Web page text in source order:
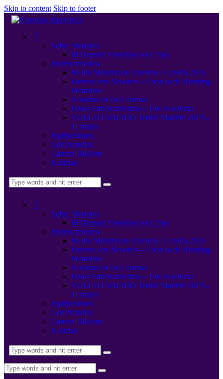
Skip to content Skip to footer
Sobre Nosotras
El Deporte Femenino en Cifras
Entrenamientos
Medio Maratón de Valencia / Gandía 2026
Entrena con Nosotras – Escuela de Running
Femenino
Nosotras en las Carreras
Datos Entrenamientos – 15K Nocturna
VOLUNTARIADO Triatló Maritim 2019 –
11 mayo
Equipaciones
Conferencias
Carrera 10kFem
Noticias
Sobre Nosotras
El Deporte Femenino en Cifras
Entrenamientos
Medio Maratón de Valencia / Gandía 2026
Entrena con Nosotras – Escuela de Running
Femenino
Nosotras en las Carreras
Datos Entrenamientos – 15K Nocturna
VOLUNTARIADO Triatló Maritim 2019 –
11 mayo
Equipaciones
Conferencias
Carrera 10kFem
Noticias